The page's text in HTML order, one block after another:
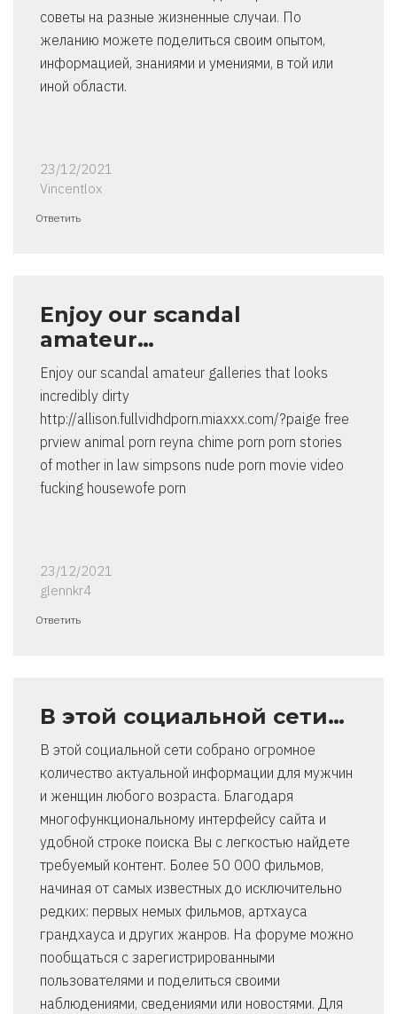
советы на разные жизненные случаи. По
желанию можете поделиться своим опытом,
информацией, знаниями и умениями, в той или
иной области.
23/12/2021
Vincentlox
Ответить
Enjoy our scandal
amateur…
Enjoy our scandal amateur galleries that looks
incredibly dirty
http://allison.fullvidhdporn.miaxxx.com/?paige free
prview animal porn reyna chime porn porn stories
of mother in law simpsons nude porn movie video
fucking housewofe porn
23/12/2021
glennkr4
Ответить
В этой социальной сети…
В этой социальной сети собрано огромное
количество актуальной информации для мужчин
и женщин любого возраста. Благодаря
многофункциональному интерфейсу сайта и
удобной строке поиска Вы с легкостью найдете
требуемый контент. Более 50 000 фильмов,
начиная от самых известных до исключительно
редких: первых немых фильмов, артхауса
грандхауса и других жанров. На форуме можно
пообщаться с зарегистрированными
пользователями и поделиться своими
наблюдениями, сведениями или новостями. Для